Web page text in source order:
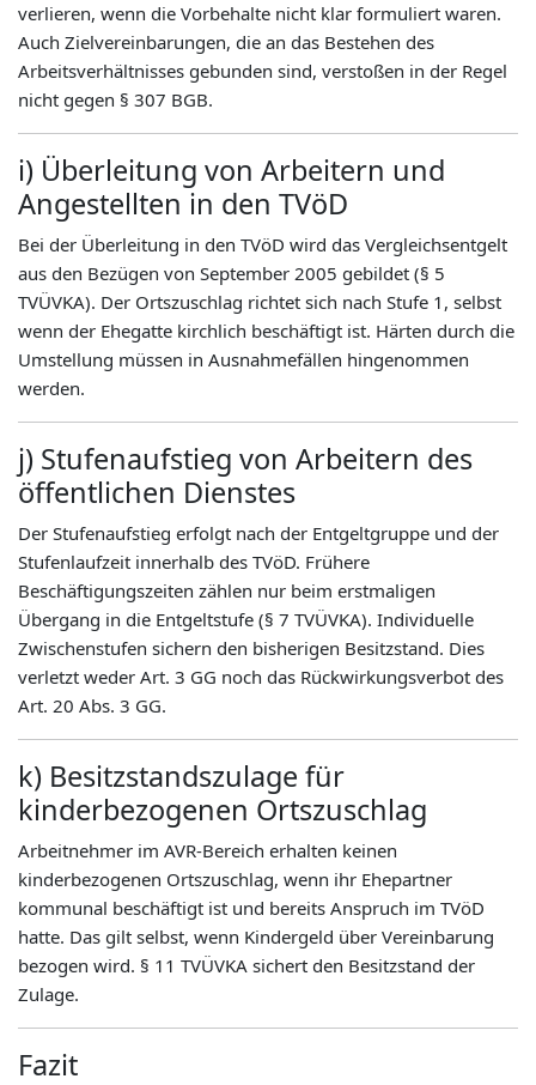
verlieren, wenn die Vorbehalte nicht klar formuliert waren.
Auch Zielvereinbarungen, die an das Bestehen des
Arbeitsverhältnisses gebunden sind, verstoßen in der Regel
nicht gegen § 307 BGB.
i) Überleitung von Arbeitern und
Angestellten in den TVöD
Bei der Überleitung in den TVöD wird das Vergleichsentgelt
aus den Bezügen von September 2005 gebildet (§ 5
TVÜVKA). Der Ortszuschlag richtet sich nach Stufe 1, selbst
wenn der Ehegatte kirchlich beschäftigt ist. Härten durch die
Umstellung müssen in Ausnahmefällen hingenommen
werden.
j) Stufenaufstieg von Arbeitern des
öffentlichen Dienstes
Der Stufenaufstieg erfolgt nach der Entgeltgruppe und der
Stufenlaufzeit innerhalb des TVöD. Frühere
Beschäftigungszeiten zählen nur beim erstmaligen
Übergang in die Entgeltstufe (§ 7 TVÜVKA). Individuelle
Zwischenstufen sichern den bisherigen Besitzstand. Dies
verletzt weder Art. 3 GG noch das Rückwirkungsverbot des
Art. 20 Abs. 3 GG.
k) Besitzstandszulage für
kinderbezogenen Ortszuschlag
Arbeitnehmer im AVR-Bereich erhalten keinen
kinderbezogenen Ortszuschlag, wenn ihr Ehepartner
kommunal beschäftigt ist und bereits Anspruch im TVöD
hatte. Das gilt selbst, wenn Kindergeld über Vereinbarung
bezogen wird. § 11 TVÜVKA sichert den Besitzstand der
Zulage.
Fazit